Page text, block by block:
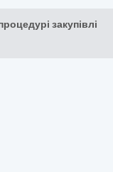
закупівлі